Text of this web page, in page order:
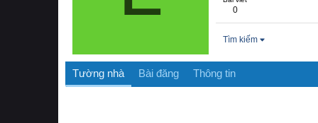
0
Tìm kiếm
Tường nhà Bài đăng Thông tin